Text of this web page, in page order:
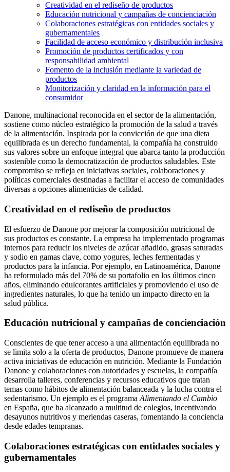
Creatividad en el rediseño de productos
Educación nutricional y campañas de concienciación
Colaboraciones estratégicas con entidades sociales y
gubernamentales
Facilidad de acceso económico y distribución inclusiva
Promoción de productos certificados y con
responsabilidad ambiental
Fomento de la inclusión mediante la variedad de
productos
Monitorización y claridad en la información para el
consumidor
Danone, multinacional reconocida en el sector de la alimentación,
sostiene como núcleo estratégico la promoción de la salud a través
de la alimentación. Inspirada por la convicción de que una dieta
equilibrada es un derecho fundamental, la compañía ha construido
sus valores sobre un enfoque integral que abarca tanto la producción
sostenible como la democratización de productos saludables. Este
compromiso se refleja en iniciativas sociales, colaboraciones y
políticas comerciales destinadas a facilitar el acceso de comunidades
diversas a opciones alimenticias de calidad.
Creatividad en el rediseño de productos
El esfuerzo de Danone por mejorar la composición nutricional de
sus productos es constante. La empresa ha implementado programas
internos para reducir los niveles de azúcar añadido, grasas saturadas
y sodio en gamas clave, como yogures, leches fermentadas y
productos para la infancia. Por ejemplo, en Latinoamérica, Danone
ha reformulado más del 70% de su portafolio en los últimos cinco
años, eliminando edulcorantes artificiales y promoviendo el uso de
ingredientes naturales, lo que ha tenido un impacto directo en la
salud pública.
Educación nutricional y campañas de concienciación
Conscientes de que tener acceso a una alimentación equilibrada no
se limita solo a la oferta de productos, Danone promueve de manera
activa iniciativas de educación en nutrición. Mediante la Fundación
Danone y colaboraciones con autoridades y escuelas, la compañía
desarrolla talleres, conferencias y recursos educativos que tratan
temas como hábitos de alimentación balanceada y la lucha contra el
sedentarismo. Un ejemplo es el programa Alimentando el Cambio
en España, que ha alcanzado a multitud de colegios, incentivando
desayunos nutritivos y meriendas caseras, fomentando la conciencia
desde edades tempranas.
Colaboraciones estratégicas con entidades sociales y
gubernamentales